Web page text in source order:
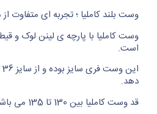
وست بلند کاملیا ؛ تجربه ای متفاوت از
وست کاملیا با پارچه ی لینن لوک و
است.
دهد.
قد وست کاملیا بین 130 تا 135 می باشد.